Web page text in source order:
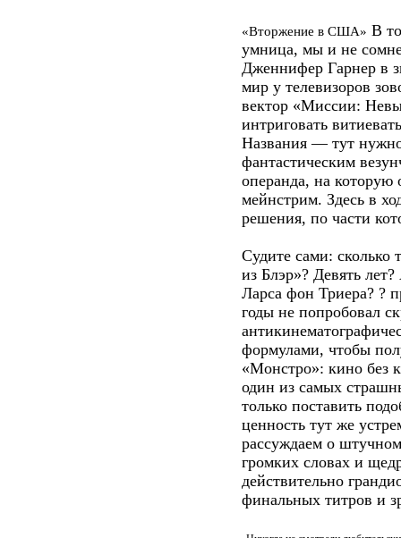
«Вторжение в США» В
умница, мы и не
Дженнифер Гарнер в
мир у телевизоров
вектор «Миссии:
интриговать
Названия — тут
фантастическим
операнда, на
мейнстрим. Здесь в
решения, по части
Судите сами:
из Блэр»? Девять
Ларса фон Триера? ?
годы не попробовал
формулами, чтобы
«Монстро»: кино без
один из самых
только поставить
ценность тут же
рассуждаем о
громких словах и
действительно
финальных титров и